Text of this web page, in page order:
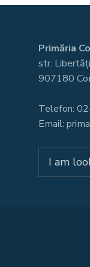
Primăria
str.
907180
Telefon:
Email:
for: